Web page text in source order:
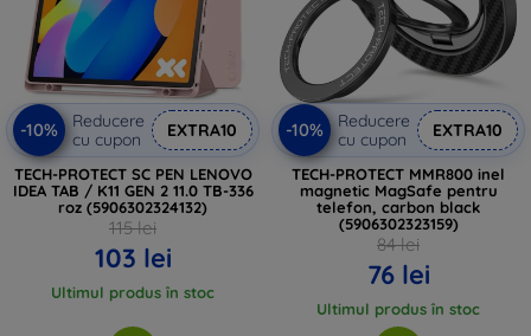
-10%
Reducere
cu cupon
EXTRA10
TECH-PROTECT SC PEN LENOVO
IDEA TAB / K11 GEN 2 11.0 TB-336
roz (5906302324132)
115 lei
103 lei
Ultimul produs în stoc
-10%
Reducere
cu cupon
EXTRA10
TECH-PROTECT MMR800 inel
magnetic MagSafe pentru
telefon, carbon black
(5906302323159)
84 lei
76 lei
Ultimul produs în stoc